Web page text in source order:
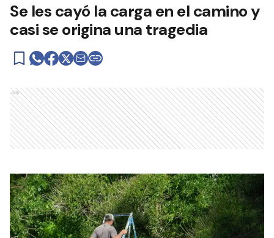
Se les cayó la carga en el camino y
casi se origina una tragedia
Ads